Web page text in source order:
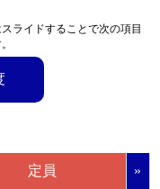
ライドすることで次の項目
定員 »